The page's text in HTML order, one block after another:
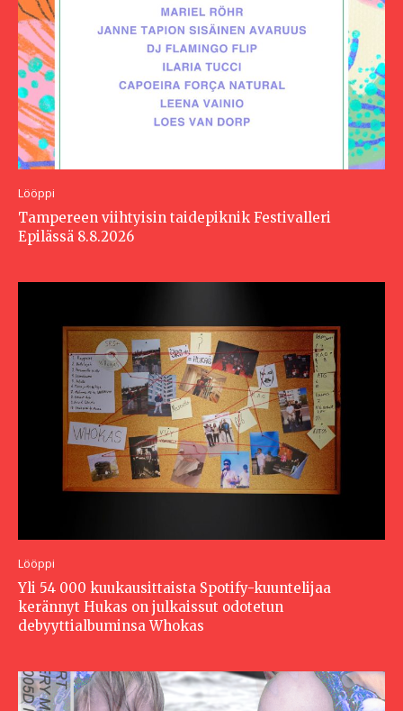
Lööppi
Tampereen viihtyisin taidepiknik Festivalleri
Epilässä 8.8.2026
Lööppi
Yli 54 000 kuukausittaista Spotify-kuuntelijaa
kerännyt Hukas on julkaissut odotetun
debyyttialbuminsa Whokas